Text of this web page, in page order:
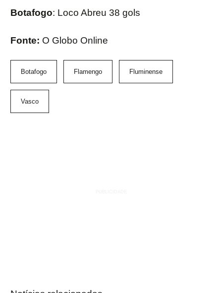
Botafogo: Loco Abreu 38 gols
Fonte: O Globo Online
Botafogo Flamengo Fluminense
Vasco